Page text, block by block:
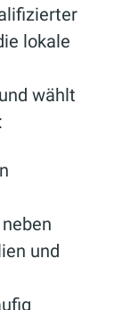
lokale
wählt
und